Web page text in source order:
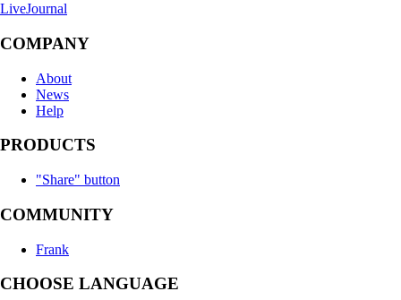
LiveJournal
COMPANY
About
News
Help
PRODUCTS
"Share" button
COMMUNITY
Frank
CHOOSE LANGUAGE